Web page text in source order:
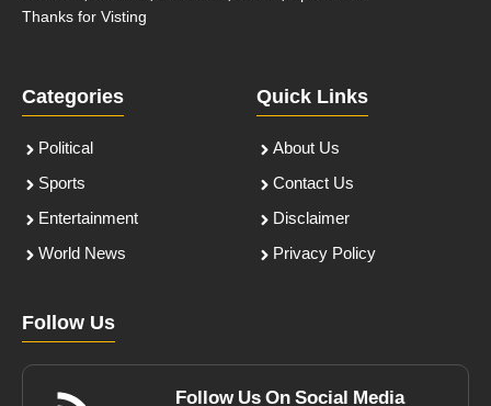
Thanks for Visting
Categories
Political
Sports
Entertainment
World News
Quick Links
About Us
Contact Us
Disclaimer
Privacy Policy
Follow Us
Follow Us On Social Media